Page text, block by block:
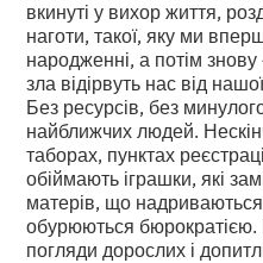
вкинуті у вихор життя,
наготи, такої, яку ми
народженні, а потім
зла відірвуть нас від
Без ресурсів, без
найближчих людей.
таборах, пунктах
обіймають іграшки, які
матерів, що
обурюються бюрократією.
погляди дорослих і